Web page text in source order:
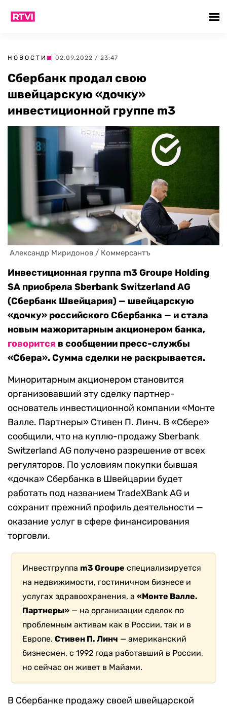
НОВОСТИ | 02.09.2022 / 23:47
Сбербанк продал свою
швейцарскую «дочку»
инвестиционной группе m3
Александр Миридонов / Коммерсантъ
Инвестиционная группа m3 Groupe Holding
SA приобрела Sberbank Switzerland AG
(Сбербанк Швейцария) — швейцарскую
«дочку» российского Сбербанка — и стала
новым мажоритарным акционером банка,
говорится в сообщении пресс-службы
«Сбера». Сумма сделки не раскрывается.
Миноритарным акционером становится
организовавший эту сделку партнер-
основатель инвестиционной компании «Монте
Валле. Партнеры» Стивен П. Линч. В «Сбере»
сообщили, что на куплю-продажу Sberbank
Switzerland AG получено разрешение от всех
регуляторов. По условиям покупки бывшая
«дочка» Сбербанка в Швейцарии будет
работать под названием TradeXBank AG и
сохранит прежний профиль деятельности —
оказание услуг в сфере финансирования
торговли.
Инвестгруппа m3 Groupe специализируется
на недвижимости, гостиничном бизнесе и
услугах здравоохранения, а«Монте Валле.
Партнеры» — на организации сделок по
проблемным активам как в России, так и в
Европе.Стивен П. Линч — американский
бизнесмен, с 1992 года работавший в России,
но сейчас он живет в Майами.
В Сбербанке продажу своей швейцарской